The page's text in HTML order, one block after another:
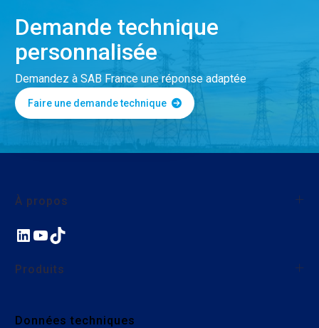
Demande technique
personnalisée
Demandez à SAB France une réponse adaptée
Faire une demande technique
À propos
À propos de SAB France
Nos actions environnementales et sociales
LinkedIn
YouTube
TikTok
Produits
Câbles industriels
Données techniques